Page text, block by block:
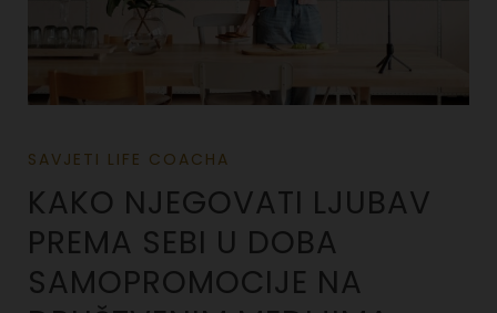
SAVJETI LIFE COACHA
KAKO NJEGOVATI LJUBAV
PREMA SEBI U DOBA
SAMOPROMOCIJE NA